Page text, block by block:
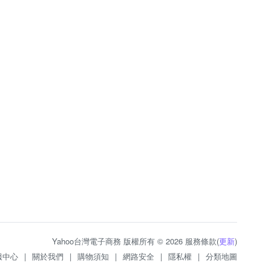
Yahoo台灣電子商務 版權所有 © 2026 服務條款(更新)
中心 | 關於我們 | 購物須知 | 網路安全 | 隱私權 | 分類地圖